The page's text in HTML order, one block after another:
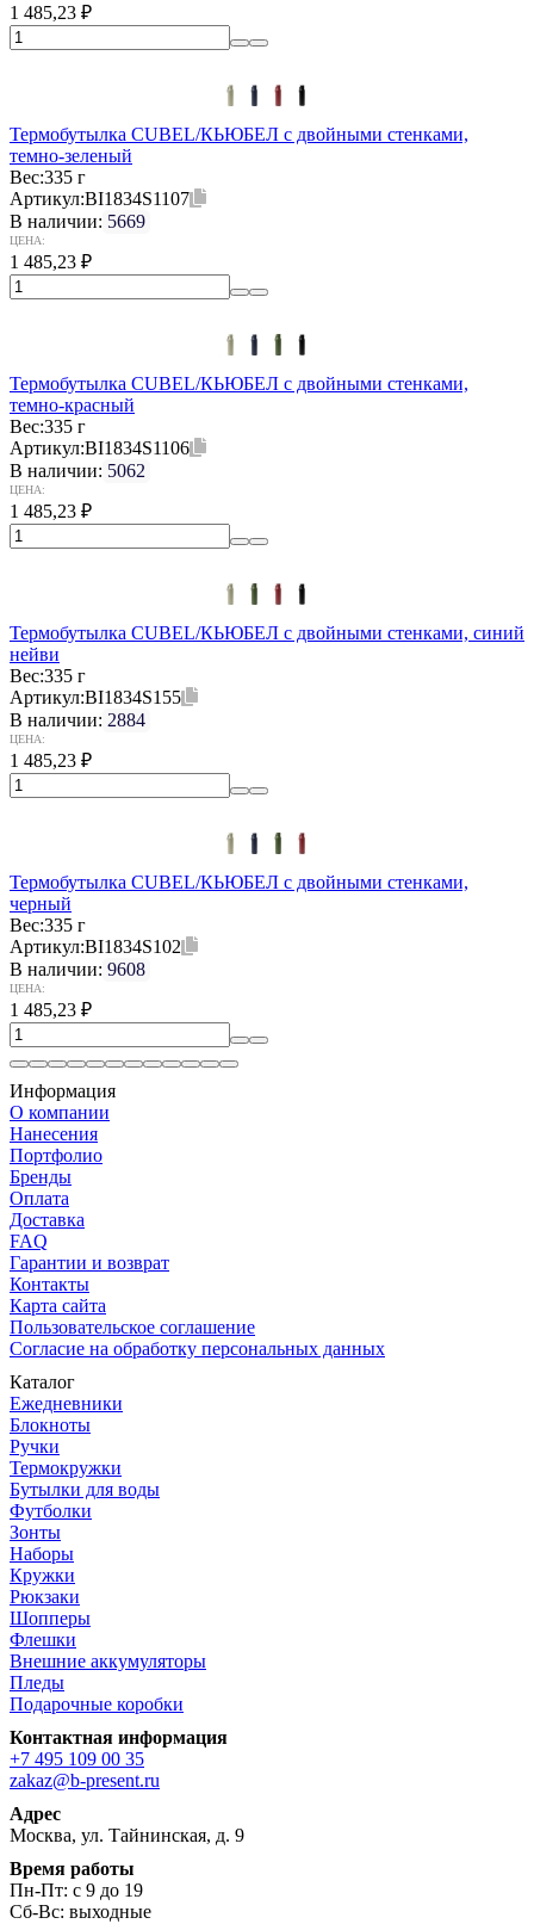
1 485,23 ₽
Термобутылка CUBEL/КЬЮБЕЛ с двойными стенками,
темно-зеленый
Вес:335 г
Артикул:BI1834S1107
В наличии: 5669
ЦЕНА:
1 485,23 ₽
Термобутылка CUBEL/КЬЮБЕЛ с двойными стенками,
темно-красный
Вес:335 г
Артикул:BI1834S1106
В наличии: 5062
ЦЕНА:
1 485,23 ₽
Термобутылка CUBEL/КЬЮБЕЛ с двойными стенками, синий
нейви
Вес:335 г
Артикул:BI1834S155
В наличии: 2884
ЦЕНА:
1 485,23 ₽
Термобутылка CUBEL/КЬЮБЕЛ с двойными стенками,
черный
Вес:335 г
Артикул:BI1834S102
В наличии: 9608
ЦЕНА:
1 485,23 ₽
Информация
О компании
Нанесения
Портфолио
Бренды
Оплата
Доставка
FAQ
Гарантии и возврат
Контакты
Карта сайта
Пользовательское соглашение
Согласие на обработку персональных данных
Каталог
Ежедневники
Блокноты
Ручки
Термокружки
Бутылки для воды
Футболки
Зонты
Наборы
Кружки
Рюкзаки
Шопперы
Флешки
Внешние аккумуляторы
Пледы
Подарочные коробки
Контактная информация
+7 495 109 00 35
zakaz@b-present.ru
Адрес
Москва, ул. Тайнинская, д. 9
Время работы
Пн-Пт: с 9 до 19
Сб-Вс: выходные